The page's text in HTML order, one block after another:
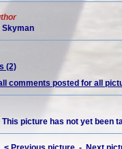
Skyman
(2)
comments posted for all
This picture has not yet been